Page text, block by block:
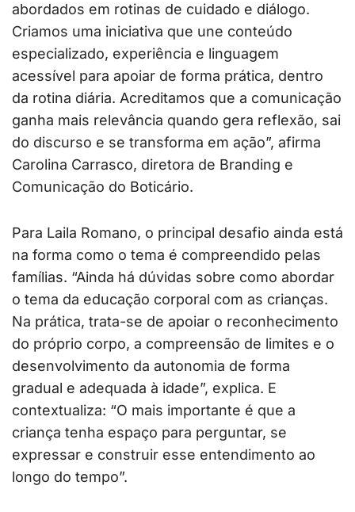
abordados em rotinas de cuidado e diálogo.
Criamos uma iniciativa que une conteúdo
especializado, experiência e linguagem
acessível para apoiar de forma prática, dentro
da rotina diária. Acreditamos que a comunicação
ganha mais relevância quando gera reflexão, sai
do discurso e se transforma em ação”, afirma
Carolina Carrasco, diretora de Branding e
Comunicação do Boticário.
Para Laila Romano, o principal desafio ainda está
na forma como o tema é compreendido pelas
famílias. “Ainda há dúvidas sobre como abordar
o tema da educação corporal com as crianças.
Na prática, trata-se de apoiar o reconhecimento
do próprio corpo, a compreensão de limites e o
desenvolvimento da autonomia de forma
gradual e adequada à idade”, explica. E
contextualiza: “O mais importante é que a
criança tenha espaço para perguntar, se
expressar e construir esse entendimento ao
longo do tempo”.